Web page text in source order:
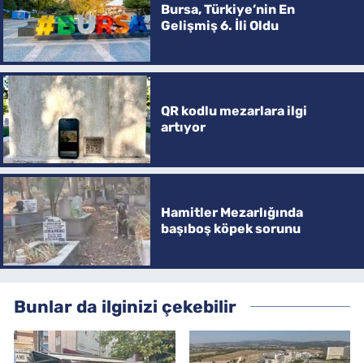
Bursa, Türkiye’nin En
Gelişmiş 6. İli Oldu
QR kodlu mezarlara ilgi
artıyor
Hamitler Mezarlığında
başıboş köpek sorunu
Bunlar da ilginizi çekebilir